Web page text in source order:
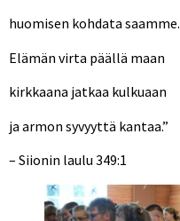
huomisen kohdata saamme.
Elämän virta päällä maan
kirkkaana jatkaa kulkuaan
ja armon syvyyttä kantaa.”
– Siionin laulu 349:1